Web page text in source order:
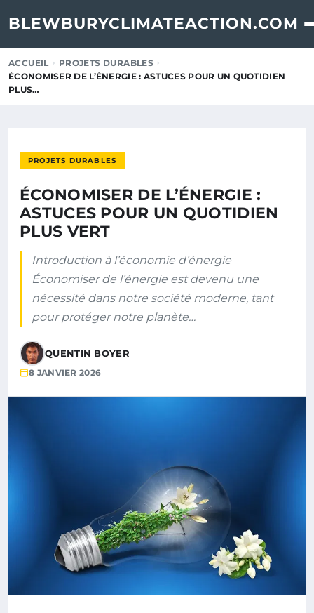
BLEWBURYCLIMATEACTION.COM
ACCUEIL
PROJETS DURABLES
ÉCONOMISER DE L’ÉNERGIE : ASTUCES POUR UN QUOTIDIEN
PLUS…
PROJETS DURABLES
ÉCONOMISER DE L’ÉNERGIE :
ASTUCES POUR UN QUOTIDIEN
PLUS VERT
Introduction à l’économie d’énergie
Économiser de l’énergie est devenu une
nécessité dans notre société moderne, tant
pour protéger notre planète…
QUENTIN BOYER
8 JANVIER 2026